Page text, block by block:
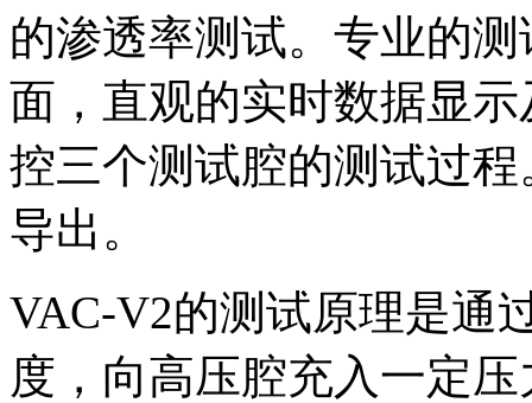
的渗透率测试。专业的
面，直观的实时数据显
控三个测试腔的测试过
导出。
VAC-V2的测试原理是通
度，向高压腔充入一定